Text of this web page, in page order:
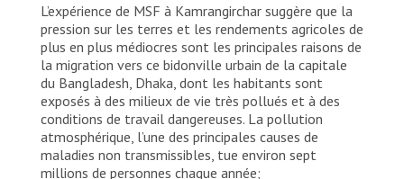
L’expérience de MSF à Kamrangirchar suggère que la
pression sur les terres et les rendements agricoles de
plus en plus médiocres sont les principales raisons de
la migration vers ce bidonville urbain de la capitale
du Bangladesh, Dhaka, dont les habitants sont
exposés à des milieux de vie très pollués et à des
conditions de travail dangereuses. La pollution
atmosphérique, l’une des principales causes de
maladies non transmissibles, tue environ sept
millions de personnes chaque année;